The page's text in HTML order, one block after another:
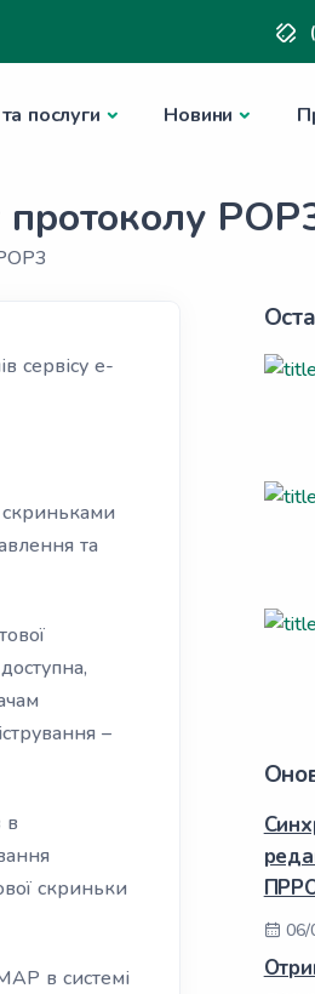
послуги Новини
сервісу e-
та
–
в
скриньки
в системі
06/